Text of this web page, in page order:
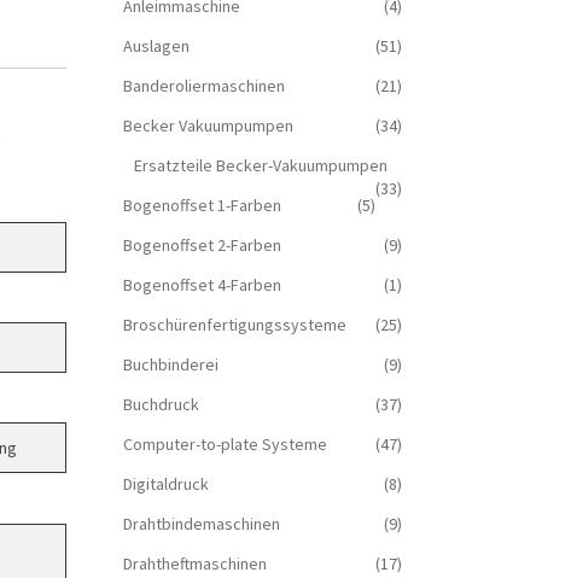
Anleimmaschine
(4)
Auslagen
(51)
Banderoliermaschinen
(21)
Becker Vakuumpumpen
(34)
Ersatzteile Becker-Vakuumpumpen
(33)
Bogenoffset 1-Farben
(5)
Bogenoffset 2-Farben
(9)
Bogenoffset 4-Farben
(1)
Broschürenfertigungssysteme
(25)
Buchbinderei
(9)
Buchdruck
(37)
Computer-to-plate Systeme
(47)
Digitaldruck
(8)
Drahtbindemaschinen
(9)
Drahtheftmaschinen
(17)